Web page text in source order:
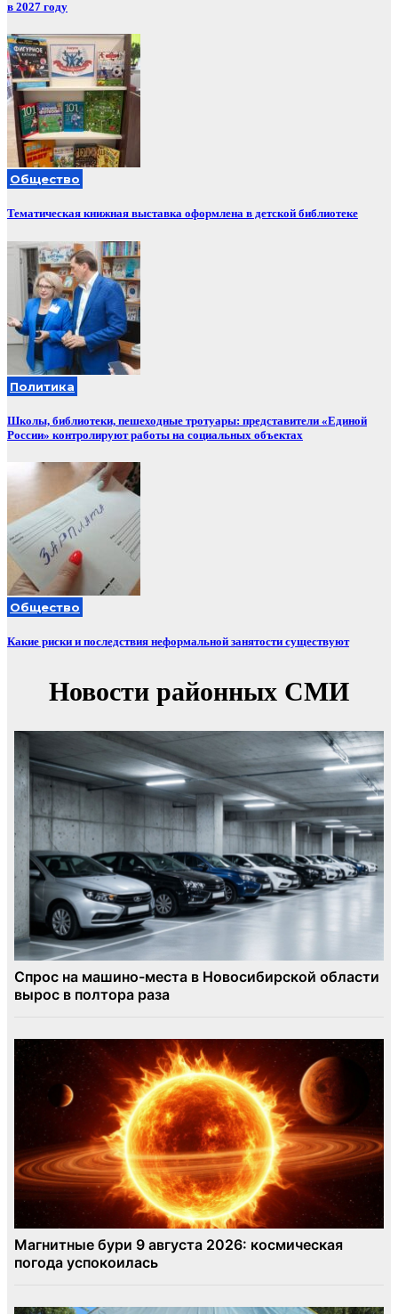
в 2027 году
Общество
Тематическая книжная выставка оформлена в детской библиотеке
Политика
Школы, библиотеки, пешеходные тротуары: представители «Единой
России» контролируют работы на социальных объектах
Общество
Какие риски и последствия неформальной занятости существуют